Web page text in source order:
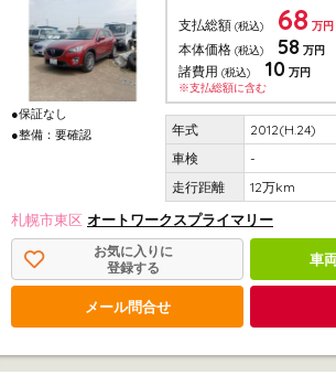
●保証なし
●整備：要確認
支払総額 (税込) 68 万円
本体価格 (税込) 58 万円
諸費用 (税込) 10 万円
※支払総額に含む
2012(H.24)
-
12万km
札幌市東区 オートワークスプライマリー
お気に入りに
登録する
車
メール問合せ